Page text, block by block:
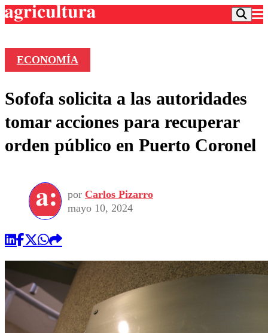
Frecuencias
Agricultura TV
Deportes
Colo Colo
Seleccion Chilena
Torneo Internacional
Universidad de Chile
Entretención
Economía
Internacional
Sustentabilidad
Publicaciones en medios
Opinión
ECONOMÍA
Sofofa solicita a las autoridades
tomar acciones para recuperar
orden público en Puerto Coronel
por Carlos Pizarro
mayo 10, 2024